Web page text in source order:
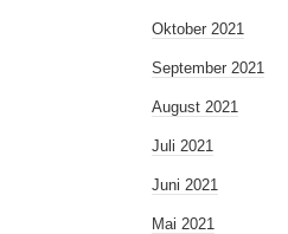
Oktober 2021
September 2021
August 2021
Juli 2021
Juni 2021
Mai 2021